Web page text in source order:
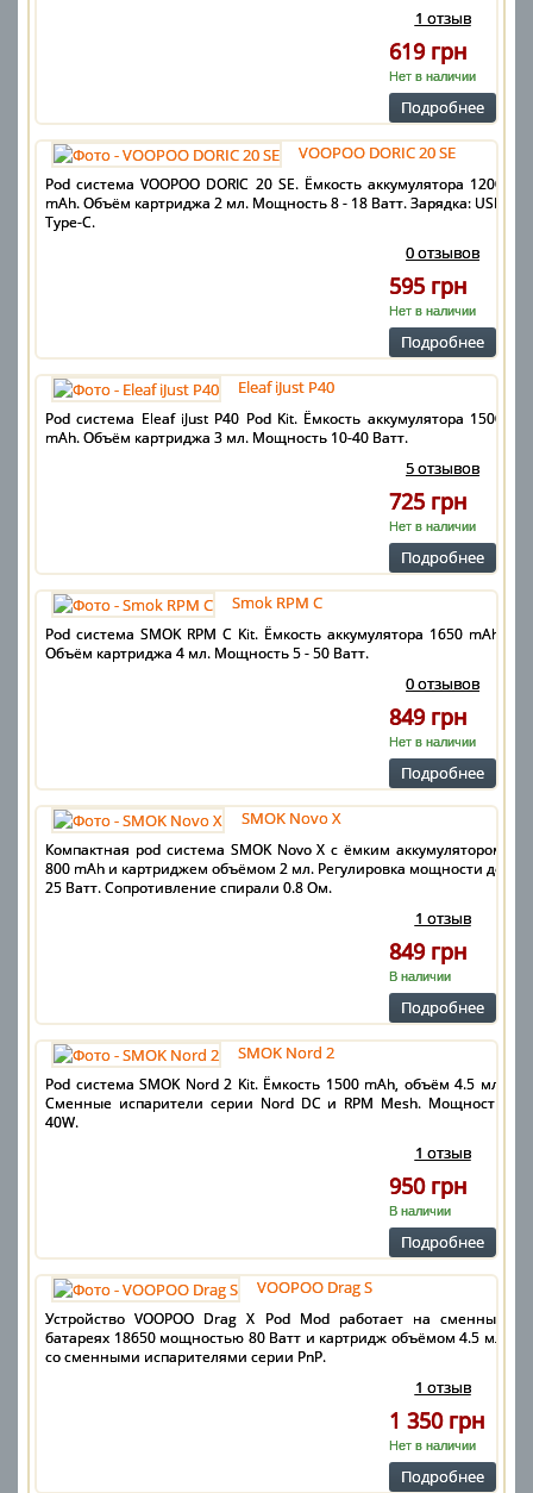
1 отзыв
619 грн
Нет в наличии
Подробнее
VOOPOO DORIC 20 SE
Pod система VOOPOO DORIC 20 SE. Ёмкость аккумулятора 1200
mAh. Объём картриджа 2 мл. Мощность 8 - 18 Ватт. Зарядка: USB
Type-C.
0 отзывов
595 грн
Нет в наличии
Подробнее
Eleaf iJust P40
Pod система Eleaf iJust P40 Pod Kit. Ёмкость аккумулятора 1500
mAh. Объём картриджа 3 мл. Мощность 10-40 Ватт.
5 отзывов
725 грн
Нет в наличии
Подробнее
Smok RPM C
Pod система SMOK RPM C Kit. Ёмкость аккумулятора 1650 mAh.
Объём картриджа 4 мл. Мощность 5 - 50 Ватт.
0 отзывов
849 грн
Нет в наличии
Подробнее
SMOK Novo X
Компактная pod система SMOK Novo X с ёмким аккумулятором
800 mAh и картриджем объёмом 2 мл. Регулировка мощности до
25 Ватт. Сопротивление спирали 0.8 Ом.
1 отзыв
849 грн
В наличии
Подробнее
SMOK Nord 2
Pod система SMOK Nord 2 Kit. Ёмкость 1500 mAh, объём 4.5 мл.
Сменные испарители серии Nord DC и RPM Mesh. Мощность
40W.
1 отзыв
950 грн
В наличии
Подробнее
VOOPOO Drag S
Устройство VOOPOO Drag X Pod Mod работает на сменных
батареях 18650 мощностью 80 Ватт и картридж объёмом 4.5 мл
со сменными испарителями серии PnP.
1 отзыв
1 350 грн
Нет в наличии
Подробнее